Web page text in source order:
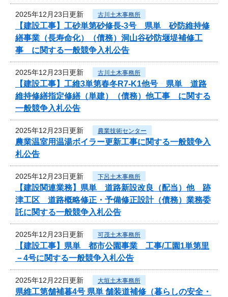
2025年12月23日更新 古川土木事務所
【建設工事】工砂単第砂修長-3号 県単 砂防維持修
繕事業（長寿命化）（債務）洞山谷砂防堰堤補修工
事 に関する一般競争入札公告
2025年12月23日更新 古川土木事務所
【建設工事】工維3単第春冬R7-K1他号 県単 道路
維持修繕指定修繕（単建）（債務）他工事 に関する
一般競争入札公告
2025年12月23日更新 農業技術センター
農業温室用温湯ボイラー更新工事に関する一般競争入
札公告
2025年12月23日更新 下呂土木事務所
【建設関連業務】県単 道路新設改良（配当）他 跡
津工区 道路概略修正・予備修正設計（債務）業務委
託に関する一般競争入札公告
2025年12月23日更新 可茂土木事務所
【建設工事】県単 都市公園事業 工事/工園1単第里
－4号に関する一般競争入札公告
2025年12月22日更新 大垣土木事務所
県維工第舗補暮4号 県単 舗装道補修（暮らしの安全・